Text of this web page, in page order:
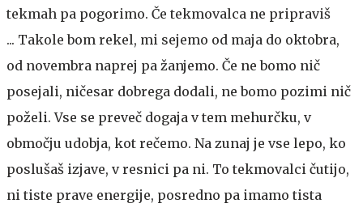
tekmah pa pogorimo. Če tekmovalca ne pripraviš
... Takole bom rekel, mi sejemo od maja do oktobra,
od novembra naprej pa žanjemo. Če ne bomo nič
posejali, ničesar dobrega dodali, ne bomo pozimi nič
poželi. Vse se preveč dogaja v tem mehurčku, v
območju udobja, kot rečemo. Na zunaj je vse lepo, ko
poslušaš izjave, v resnici pa ni. To tekmovalci čutijo,
ni tiste prave energije, posredno pa imamo tista